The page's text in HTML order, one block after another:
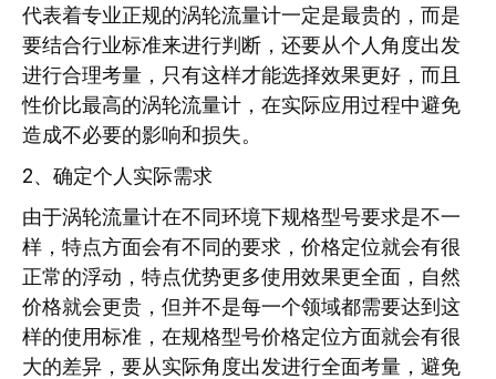
代表着专业正规的涡轮流量计一定是最贵的，而是
要结合行业标准来进行判断，还要从个人角度出发
进行合理考量，只有这样才能选择效果更好，而且
性价比最高的涡轮流量计，在实际应用过程中避免
造成不必要的影响和损失。
2、确定个人实际需求
由于涡轮流量计在不同环境下规格型号要求是不一
样，特点方面会有不同的要求，价格定位就会有很
正常的浮动，特点优势更多使用效果更全面，自然
价格就会更贵，但并不是每一个领域都需要达到这
样的使用标准，在规格型号价格定位方面就会有很
大的差异，要从实际角度出发进行全面考量，避免